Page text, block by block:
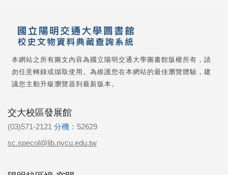
本網站之所有圖文內容為國立陽明交通大學圖書館版權所有，請
勿任意轉錄或擷取使用。為維護您在本網站的最佳瀏覽體驗，建
議您主動升級瀏覽器到最新版本。
交大校區發展館
(03)571-2121 分機： 52629
sc.specol@lib.nycu.edu.tw